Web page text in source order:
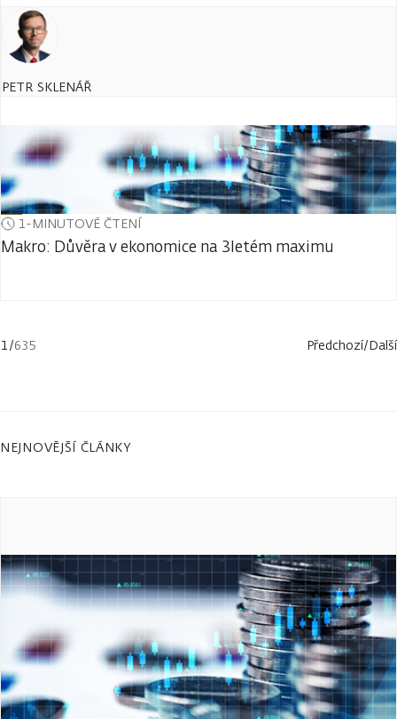
PETR SKLENÁŘ
1-MINUTOVÉ ČTENÍ
Makro: Důvěra v ekonomice na 3letém maximu
1/635 Předchozí/Další
NEJNOVĚJŠÍ ČLÁNKY